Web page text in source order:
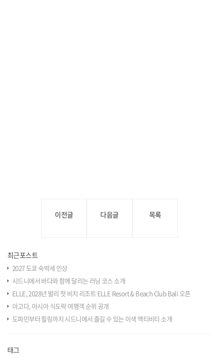
이전글 다음글 목록
최근포스트
2027 도쿄 숙박세 인상
시드니에서 바다와 함께 달리는 러닝 코스 소개
ELLE, 2028년 발리 첫 비치 리조트 ELLE Resort & Beach Club Bali 오픈
아고다, 아시아 식도락 여행객 순위 공개
도파민부터 힐링까지 시드니에서 즐길 수 있는 이색 액티비티 소개
태그